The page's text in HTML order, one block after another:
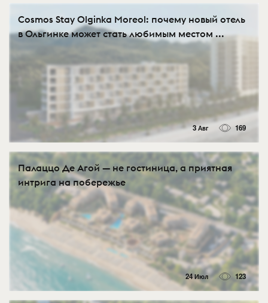
Cosmos Stay Olginka Moreol: почему новый отель
в Ольгинке может стать любимым местом ...
3 Авг 169
Палаццо Де Агой — не гостиница, а приятная
интрига на побережье
24 Июл 123